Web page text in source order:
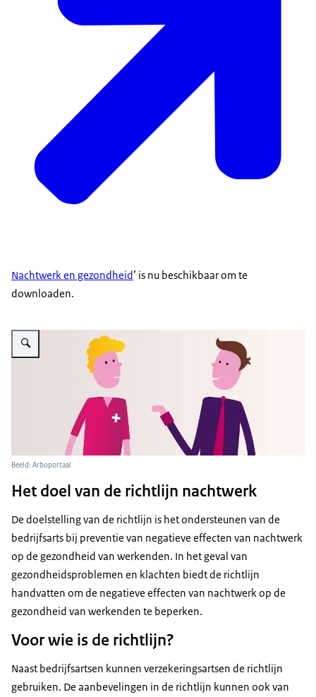
Nachtwerk en gezondheid’ is nu beschikbaar om te
downloaden.
Vergroot afbeelding Richtlijn nachtwerk/nachtdienst en gezondheid
Beeld: Arboportaal
Het doel van de richtlijn nachtwerk
De doelstelling van de richtlijn is het ondersteunen van de
bedrijfsarts bij preventie van negatieve effecten van nachtwerk
op de gezondheid van werkenden. In het geval van
gezondheidsproblemen en klachten biedt de richtlijn
handvatten om de negatieve effecten van nachtwerk op de
gezondheid van werkenden te beperken.
Voor wie is de richtlijn?
Naast bedrijfsartsen kunnen verzekeringsartsen de richtlijn
gebruiken. De aanbevelingen in de richtlijn kunnen ook van